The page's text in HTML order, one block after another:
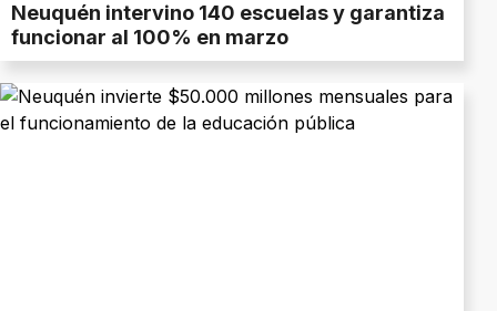
Neuquén intervino 140 escuelas y garantiza
funcionar al 100% en marzo